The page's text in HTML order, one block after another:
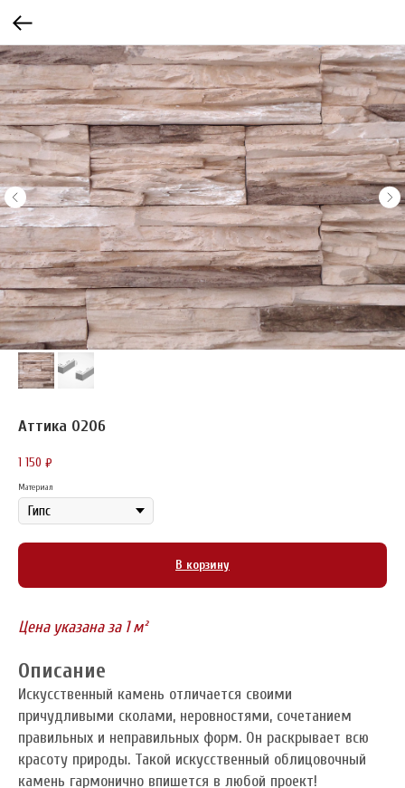
Аттика 0206
1 150 ₽
Материал
В корзину
Цена указана за 1 м²
Описание
Искусственный камень отличается своими
причудливыми сколами, неровностями, сочетанием
правильных и неправильных форм. Он раскрывает всю
красоту природы. Такой искусственный облицовочный
камень гармонично впишется в любой проект!